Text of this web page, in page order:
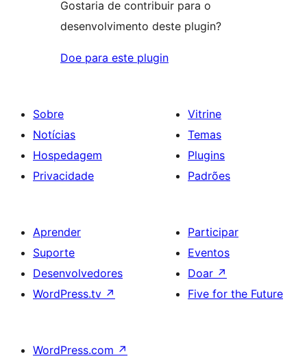
Gostaria de contribuir para o
desenvolvimento deste plugin?
Doe para este plugin
Sobre
Notícias
Hospedagem
Privacidade
Vitrine
Temas
Plugins
Padrões
Aprender
Suporte
Desenvolvedores
WordPress.tv ↗
Participar
Eventos
Doar ↗
Five for the Future
WordPress.com ↗